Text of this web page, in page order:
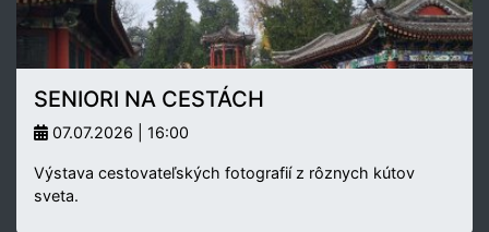
SENIORI NA CESTÁCH
07.07.2026 | 16:00
Výstava cestovateľských fotografií z rôznych kútov
sveta.